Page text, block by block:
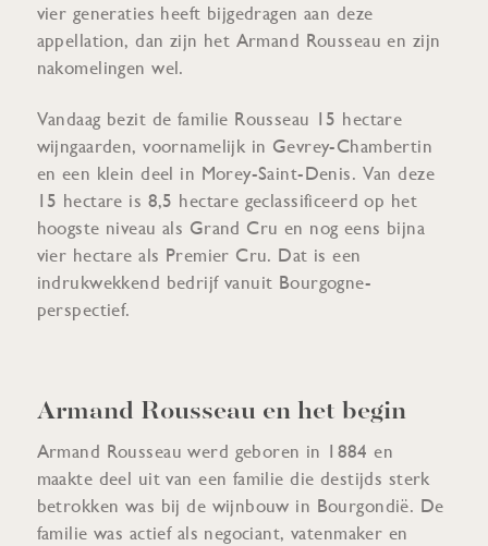
vier generaties heeft bijgedragen aan deze
appellation, dan zijn het Armand Rousseau en zijn
nakomelingen wel.
Vandaag bezit de familie Rousseau 15 hectare
wijngaarden, voornamelijk in Gevrey-Chambertin
en een klein deel in Morey-Saint-Denis. Van deze
15 hectare is 8,5 hectare geclassificeerd op het
hoogste niveau als Grand Cru en nog eens bijna
vier hectare als Premier Cru. Dat is een
indrukwekkend bedrijf vanuit Bourgogne-
perspectief.
Armand Rousseau en het begin
Armand Rousseau werd geboren in 1884 en
maakte deel uit van een familie die destijds sterk
betrokken was bij de wijnbouw in Bourgondië. De
familie was actief als negociant, vatenmaker en